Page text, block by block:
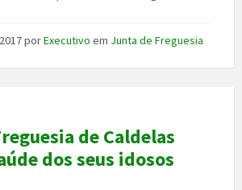
porExecutivo em Junta de Freguesia
de Caldelas
dos seus idosos